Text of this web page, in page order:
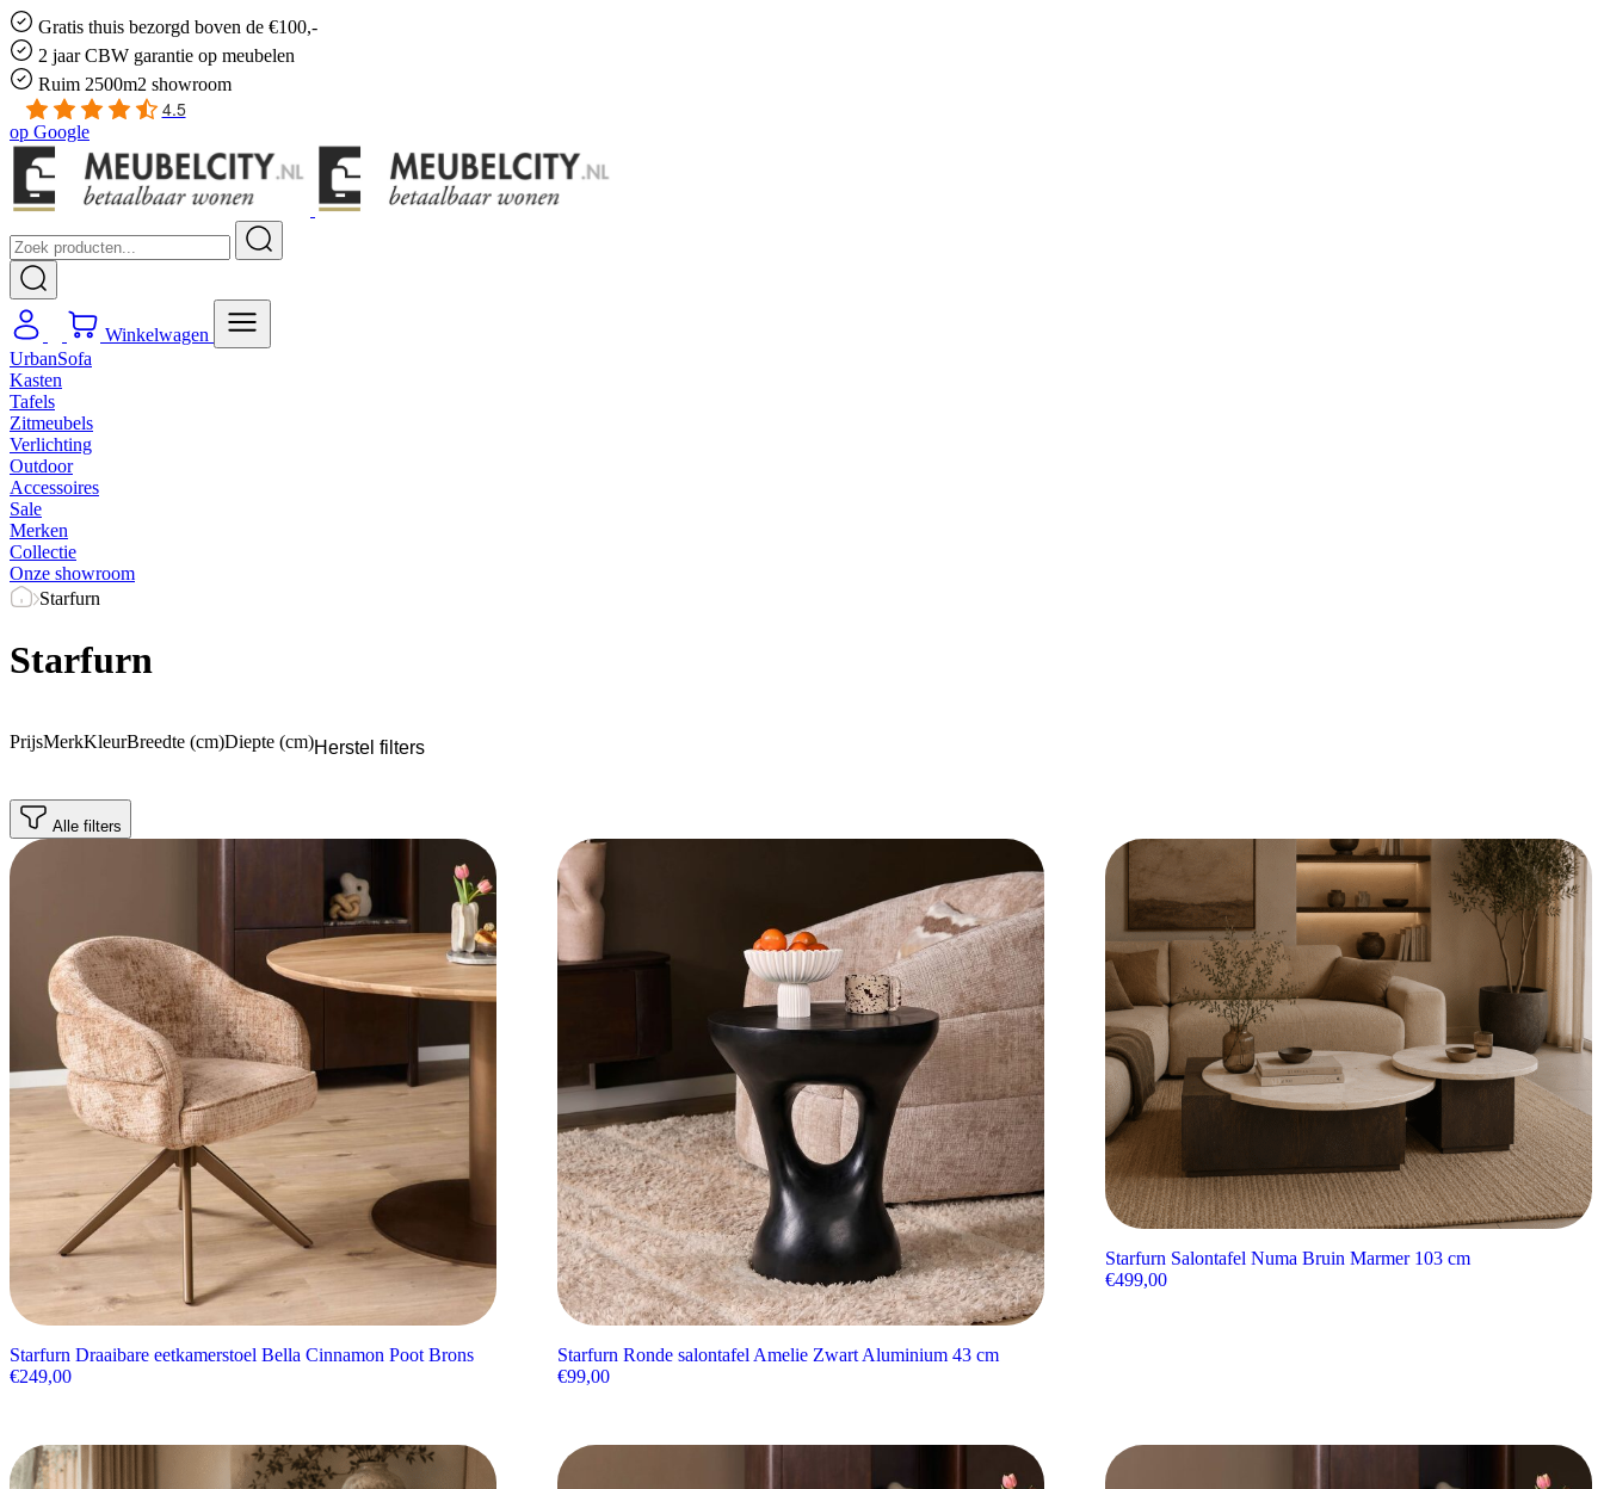
Gratis thuis bezorgd boven de €100,-
2 jaar CBW garantie op meubelen
Ruim 2500m2 showroom
4.5
op Google
Winkelwagen
UrbanSofa
Kasten
Tafels
Zitmeubels
Verlichting
Outdoor
Accessoires
Sale
Merken
Collectie
Onze showroom
Starfurn
Starfurn
PrijsMerkKleurBreedte (cm)Diepte (cm)Herstel filters
Alle filters
Starfurn Draaibare eetkamerstoel Bella Cinnamon Poot Brons
€249,00
Starfurn Ronde salontafel Amelie Zwart Aluminium 43 cm
€99,00
Starfurn Salontafel Numa Bruin Marmer 103 cm
€499,00